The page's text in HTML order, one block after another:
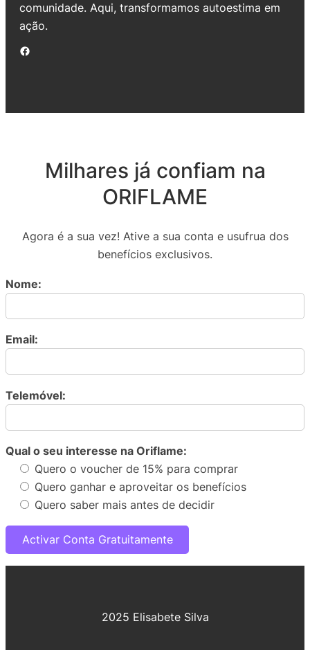
comunidade. Aqui, transformamos autoestima em
ação.
Facebook
Milhares já confiam na
ORIFLAME
Agora é a sua vez! Ative a sua conta e usufrua dos
benefícios exclusivos.
Nome:
Email:
Telemóvel:
Qual o seu interesse na Oriflame:
Quero o voucher de 15% para comprar
Quero ganhar e aproveitar os benefícios
Quero saber mais antes de decidir
2025 Elisabete Silva